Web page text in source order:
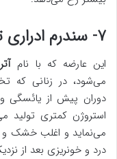
۷- سندرم ادراری تناسلی یائسگی
این عارضه که با نام
می‌شود، در زنانی که
دوران پیش از یائسگی
استروژن کمتری تولید
می‌نماید و اغلب خشک
درد و خونریزی بعد از